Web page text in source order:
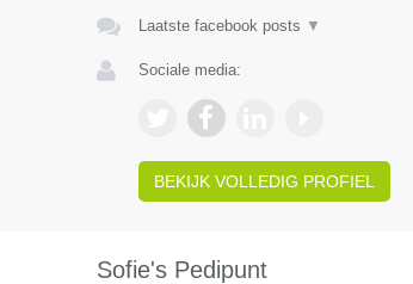
Laatste facebook posts ▼
Sociale media:
BEKIJK VOLLEDIG PROFIEL
Sofie's Pedipunt